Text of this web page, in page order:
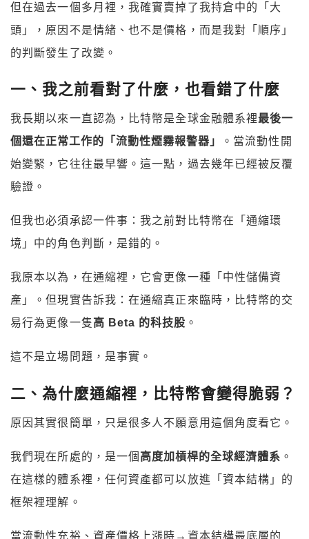
但在過去一個多月裡，我確實賣掉了我持倉中的「大
頭」，原因不是情緒、也不是價格，而是我對「順序」
的判斷發生了改變。
一、我之前看對了什麼，也看錯了什麼
我長期以來一直認為，比特幣是全球金融體系裡最後一
個還在正常工作的「流動性煙霧報警器」
。當流動性開
始變緊，它往往最早響。這一點，過去幾年已經被反覆
驗證。
但我也必須承認一件事：我之前對比特幣在「通縮環
境」中的角色判斷，是錯的。
我原本以為，在通縮裡，它會更像一種「中性儲備資
產」。但現實告訴我：在通縮真正來臨時，比特幣的交
易行為更像一隻高 Beta 的科技股 。
這不是立場問題，是事實。
二、為什麼通縮裡，比特幣會變得脆弱？
原因其實很簡單，只是很多人不願意用這個角度看它。
我們現在所處的，是一個 高度加槓桿的全球經濟體系 。
在這樣的體系裡，任何資產都可以放進「資本結構」的
框架裡理解。
當流動性充裕、資產價格上漲時→資本結構最底層的